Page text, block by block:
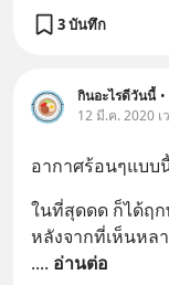
3 บันทึก
กินอะไรดีวันนี้ •
12 มี.ค. 2020
อากาศร้อนๆแบบ
ในที่สุดดด ก็ได้ฤ
หลังจากที่เห็นหล
.... อ่านต่อ